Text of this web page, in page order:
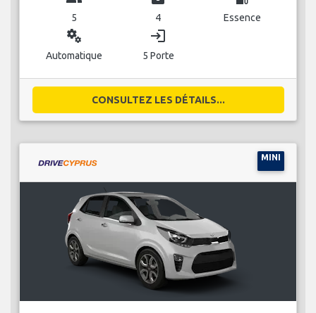
5 4 Essence
miscellaneous_services
Automatique
login
5 Porte
CONSULTEZ LES DÉTAILS...
MINI